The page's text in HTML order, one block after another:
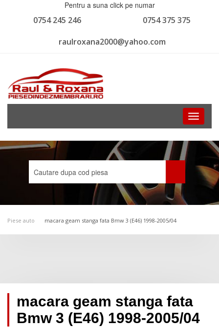
Pentru a suna click pe numar
0754 375 375
0754 245 246
raulroxana2000@yahoo.com
Toggle
Piese auto macara geam stanga fata Bmw 3 (E46) 1998-2005/04
macara geam stanga fata
Bmw 3 (E46) 1998-2005/04